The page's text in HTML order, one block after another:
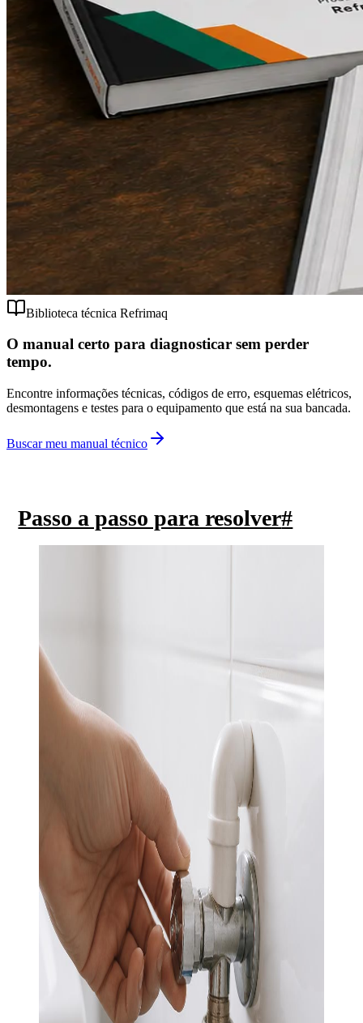
Biblioteca técnica Refrimaq
O manual certo para diagnosticar sem perder
tempo.
Encontre informações técnicas, códigos de erro, esquemas elétricos,
desmontagens e testes para o equipamento que está na sua bancada.
Buscar meu manual técnico
Passo a passo para resolver#